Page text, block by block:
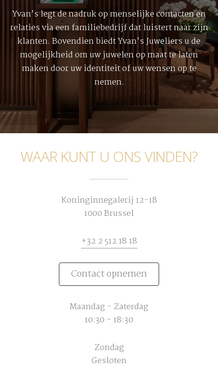
Yvan’s legt de nadruk op menselijke contacten en
relaties via een familiebedrijf dat luistert naar zijn
klanten. Bovendien biedt Yvan’s Juweliers u de
mogelijkheid om uw juwelen op maat te laten
maken door uw identiteit of uw wensen op te
nemen.
WAAR KUNT U ONS VINDEN?
Koninginnegalerij 12-18
1000 Brussel
+32 2 512 18 18
Contact opnemen
Maandag - Zaterdag
10:30 - 18:30
Zondag
Gesloten